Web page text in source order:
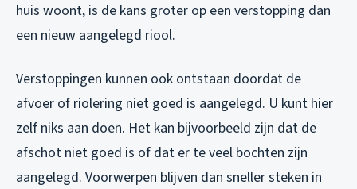
huis woont, is de kans groter op een verstopping dan
een nieuw aangelegd riool.
Verstoppingen kunnen ook ontstaan doordat de
afvoer of riolering niet goed is aangelegd. U kunt hier
zelf niks aan doen. Het kan bijvoorbeeld zijn dat de
afschot niet goed is of dat er te veel bochten zijn
aangelegd. Voorwerpen blijven dan sneller steken in